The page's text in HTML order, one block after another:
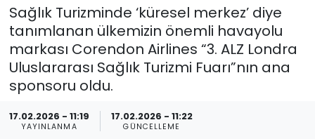
Sağlık Turizminde ‘küresel merkez’ diye
tanımlanan ülkemizin önemli havayolu
markası Corendon Airlines “3. ALZ Londra
Uluslararası Sağlık Turizmi Fuarı”nın ana
sponsoru oldu.
17.02.2026 - 11:19
YAYINLANMA
17.02.2026 - 11:22
GÜNCELLEME
Eğitim
Kültür-sanat
Sağlık
Spor
Kültür-sanat
Sağlık
Spor
Teknoloji
Son Dakika Haberleri
Haber Arşivi